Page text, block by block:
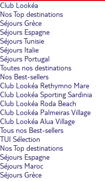
Club Lookéa
Nos Top destinations
Séjours Grèce
Séjours Espagne
Séjours Tunisie
Séjours Italie
Séjours Portugal
Toutes nos destinations
Nos Best-sellers
Club Lookéa Rethymno Mare
Club Lookéa Sporting Sardinia
Club Lookéa Roda Beach
Club Lookéa Palmeiras Village
Club Lookéa Alua Village
Tous nos Best-sellers
TUI Sélection
Nos Top destinations
Séjours Espagne
Séjours Maroc
Séjours Grèce